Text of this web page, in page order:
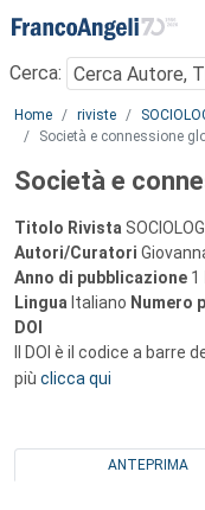
Menu
Cerca:
Main content
Home riviste
Società e connessione
Società e
Titolo Rivista
Autori/Curatori
Anno di pubblicazione 1
Lingua Italiano Numero
DOI
Il DOI è il codice a
più clicca qui
ANTEPRIMA